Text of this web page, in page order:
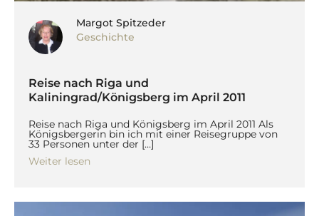
Margot Spitzeder
Geschichte
Reise nach Riga und
Kaliningrad/Königsberg im April 2011
Reise nach Riga und Königsberg im April 2011 Als
Königsbergerin bin ich mit einer Reisegruppe von
33 Personen unter der […]
Weiter lesen